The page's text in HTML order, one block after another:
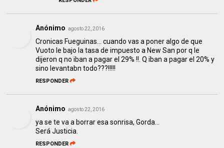
Anónimo agosto 22, 2016
Cronicas Fueguinas... cuando vas a poner algo de que
Vuoto le bajo la tasa de impuesto a New San por q le
dijeron q no iban a pagar el 29% !!. Q iban a pagar el 20% y
sino levantabn todo???!!!!!
RESPONDER
Anónimo agosto 22, 2016
ya se te va a borrar esa sonrisa, Gorda...
Será Justicia.
RESPONDER